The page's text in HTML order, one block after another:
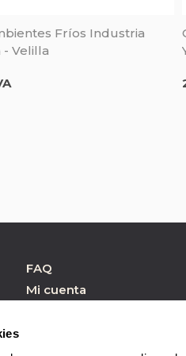
Fríos Industria
Velilla
FAQ
Mi cuenta